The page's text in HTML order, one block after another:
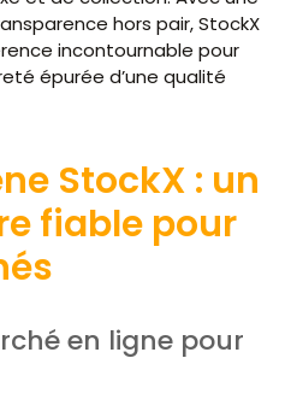
hors pair, StockX
incontournable pour
épurée d’une qualité
StockX : un
fiable pour
en ligne pour